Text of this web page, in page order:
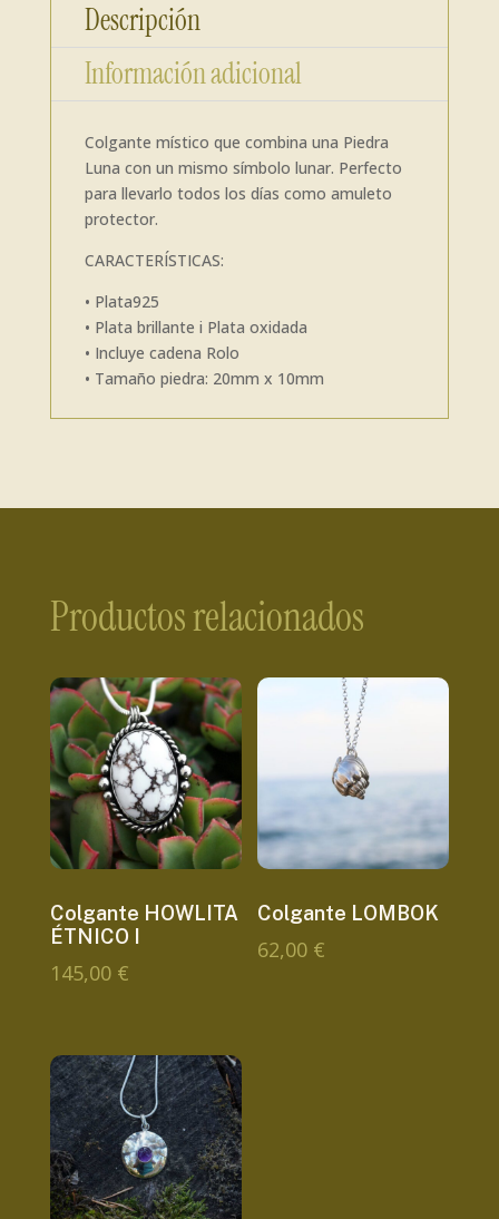
Descripción
Información adicional
Colgante místico que combina una Piedra
Luna con un mismo símbolo lunar. Perfecto
para llevarlo todos los días como amuleto
protector.
CARACTERÍSTICAS:
• Plata925
• Plata brillante i Plata oxidada
• Incluye cadena Rolo
• Tamaño piedra: 20mm x 10mm
Productos relacionados
Colgante HOWLITA
ÉTNICO I
145,00 €
Colgante LOMBOK
62,00 €